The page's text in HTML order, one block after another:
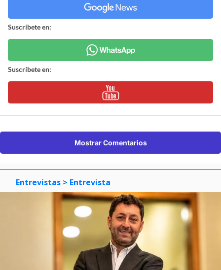
Suscríbete en:
Suscríbete en:
Mostrar Comentarios
Entrevistas > Entrevista